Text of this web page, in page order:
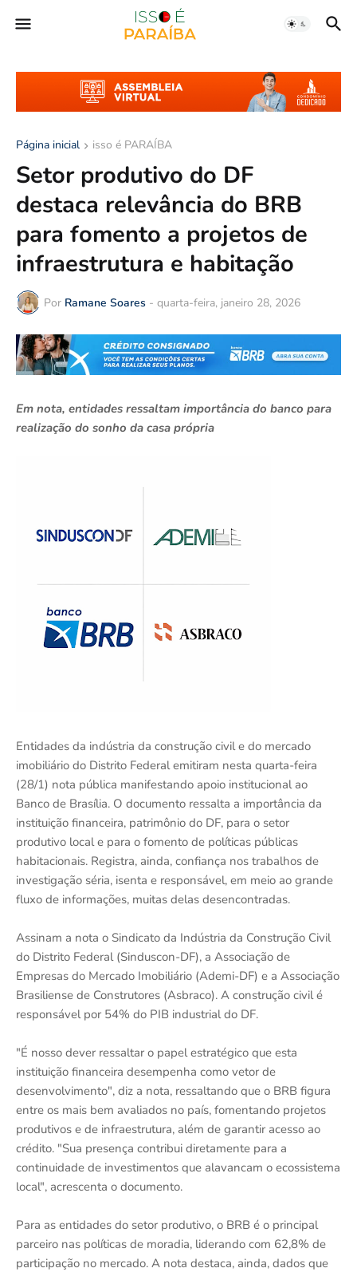
Página inicial isso é PARAÍBA
Setor produtivo do DF
destaca relevância do BRB
para fomento a projetos de
infraestrutura e habitação
Por Ramane Soares - quarta-feira, janeiro 28, 2026
Em nota, entidades ressaltam importância do banco para
realização do sonho da casa própria
Entidades da indústria da construção civil e do mercado
imobiliário do Distrito Federal emitiram nesta quarta-feira
(28/1) nota pública manifestando apoio institucional ao
Banco de Brasília. O documento ressalta a importância da
instituição financeira, patrimônio do DF, para o setor
produtivo local e para o fomento de políticas públicas
habitacionais. Registra, ainda, confiança nos trabalhos de
investigação séria, isenta e responsável, em meio ao grande
fluxo de informações, muitas delas desencontradas.
Assinam a nota o Sindicato da Indústria da Construção Civil
do Distrito Federal (Sinduscon-DF), a Associação de
Empresas do Mercado Imobiliário (Ademi-DF) e a Associação
Brasiliense de Construtores (Asbraco). A construção civil é
responsável por 54% do PIB industrial do DF.
"É nosso dever ressaltar o papel estratégico que esta
instituição financeira desempenha como vetor de
desenvolvimento", diz a nota, ressaltando que o BRB figura
entre os mais bem avaliados no país, fomentando projetos
produtivos e de infraestrutura, além de garantir acesso ao
crédito. "Sua presença contribui diretamente para a
continuidade de investimentos que alavancam o ecossistema
local", acrescenta o documento.
Para as entidades do setor produtivo, o BRB é o principal
parceiro nas políticas de moradia, liderando com 62,8% de
participação no mercado. A nota destaca, ainda, dados que